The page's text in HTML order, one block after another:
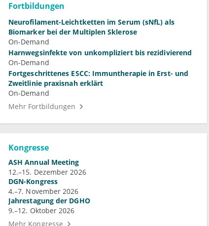
Fortbildungen
Neurofilament-Leichtketten im Serum (sNfL) als
Biomarker bei der Multiplen Sklerose
On-Demand
Harnwegsinfekte von unkompliziert bis rezidivierend
On-Demand
Fortgeschrittenes ESCC: Immuntherapie in Erst- und
Zweitlinie praxisnah erklärt
On-Demand
Mehr Fortbildungen
Kongresse
ASH Annual Meeting
12.–15. Dezember 2026
DGN-Kongress
4.–7. November 2026
Jahrestagung der DGHO
9.–12. Oktober 2026
Mehr Kongresse